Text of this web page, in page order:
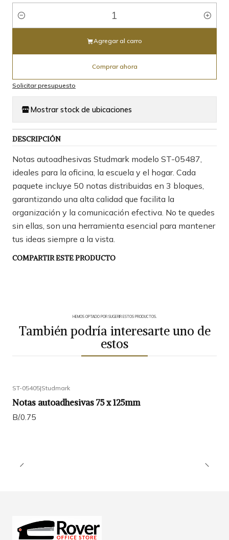
Cantidad
Agregar al carro
Comprar ahora
Solicitar presupuesto
Mostrar stock de ubicaciones
DESCRIPCIÓN
Notas autoadhesivas Studmark modelo ST-05487,
ideales para la oficina, la escuela y el hogar. Cada
paquete incluye 50 notas distribuidas en 3 bloques,
garantizando una alta calidad que facilita la
organización y la comunicación efectiva. No te quedes
sin ellas, son una herramienta esencial para mantener
tus ideas siempre a la vista.
COMPARTIR ESTE PRODUCTO
HEMOS OPTADO POR SUGERIR ESTOS PRODUCTOS.
También podría interesarte uno de
estos
ST-05405|Studmark
Notas autoadhesivas 75 x 125mm
B/.0.75